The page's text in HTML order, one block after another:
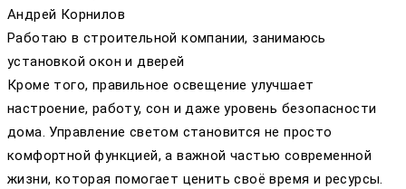
Андрей Корнилов
Работаю в строительной компании, занимаюсь
установкой окон и дверей
Кроме того, правильное освещение улучшает
настроение, работу, сон и даже уровень безопасности
дома. Управление светом становится не просто
комфортной функцией, а важной частью современной
жизни, которая помогает ценить своё время и ресурсы.